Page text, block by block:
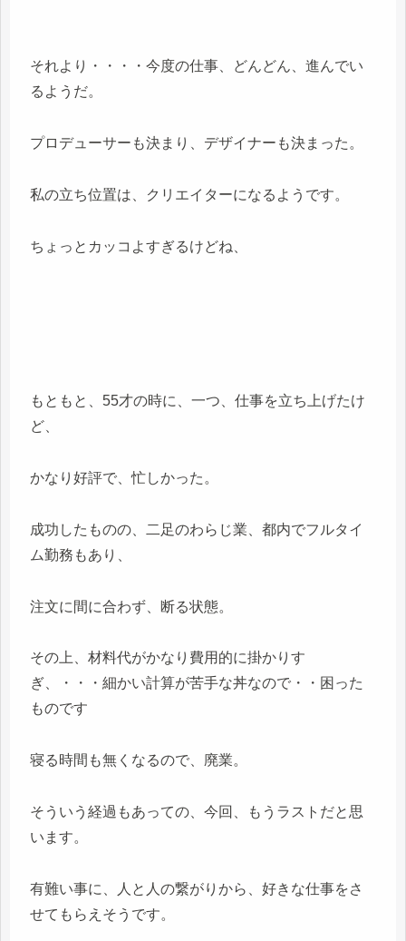
それより・・・・今度の仕事、どんどん、進んでい
るようだ。
プロデューサーも決まり、デザイナーも決まった。
私の立ち位置は、クリエイターになるようです。
ちょっとカッコよすぎるけどね、
もともと、55才の時に、一つ、仕事を立ち上げたけ
ど、
かなり好評で、忙しかった。
成功したものの、二足のわらじ業、都内でフルタイ
ム勤務もあり、
注文に間に合わず、断る状態。
その上、材料代がかなり費用的に掛かりす
ぎ、・・・細かい計算が苦手な丼なので・・困った
ものです
寝る時間も無くなるので、廃業。
そういう経過もあっての、今回、もうラストだと思
います。
有難い事に、人と人の繋がりから、好きな仕事をさ
せてもらえそうです。